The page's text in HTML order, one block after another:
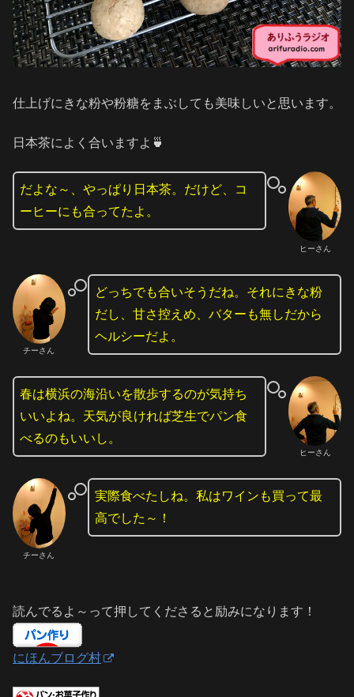
仕上げにきな粉や粉糖をまぶしても美味しいと思います。
日本茶によく合いますよ🍵
ヒーさん
だよな～、やっぱり日本茶。だけど、コ
ーヒーにも合ってたよ。
チーさん
どっちでも合いそうだね。それにきな粉
だし、甘さ控えめ、バターも無しだから
ヘルシーだよ。
ヒーさん
春は横浜の海沿いを散歩するのが気持ち
いいよね。天気が良ければ芝生でパン食
べるのもいいし。
チーさん
実際食べたしね。私はワインも買って最
高でした～！
読んでるよ～って押してくださると励みになります！
にほんブログ村